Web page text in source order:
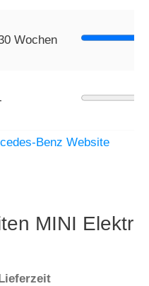
Wochen
Benz Website
MINI